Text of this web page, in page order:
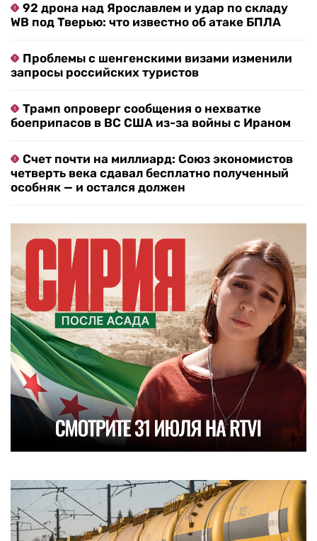
92 дрона над Ярославлем и удар по складу
WB под Тверью: что известно об атаке БПЛА
Проблемы с шенгенскими визами изменили
запросы российских туристов
Трамп опроверг сообщения о нехватке
боеприпасов в ВС США из-за войны с Ираном
Счет почти на миллиард: Союз экономистов
четверть века сдавал бесплатно полученный
особняк — и остался должен